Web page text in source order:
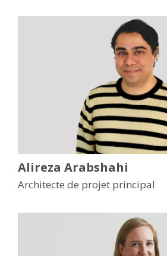
Alireza Arabshahi
Architecte de projet principal